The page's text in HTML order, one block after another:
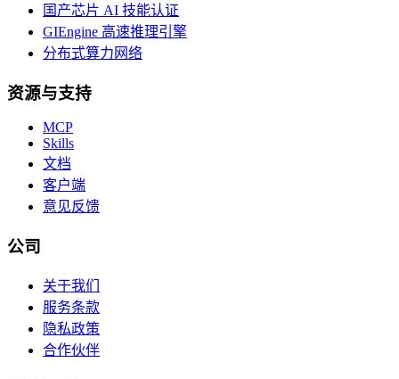
国产芯片 AI 技能认证
GIEngine 高速推理引擎
分布式算力网络
资源与支持
MCP
Skills
文档
客户端
意见反馈
公司
关于我们
服务条款
隐私政策
合作伙伴